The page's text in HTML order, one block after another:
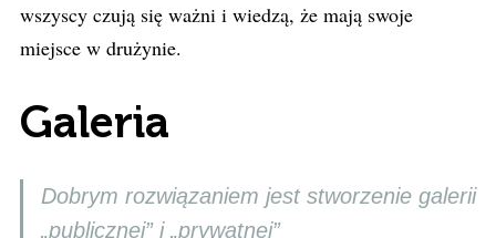
wszyscy czują się ważni i wiedzą, że mają swoje
miejsce w drużynie.
Galeria
Dobrym rozwiązaniem jest stworzenie galerii
„publicznej” i „prywatnej”